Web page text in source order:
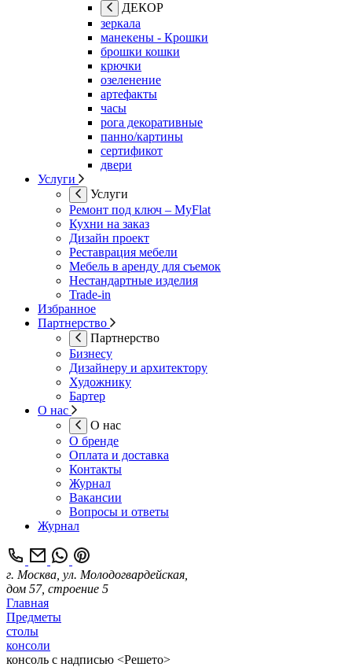
ДЕКОР
зеркала
манекены - Крошки
брошки кошки
крючки
озеленение
артефакты
часы
рога декоративные
панно/картины
сертификот
двери
Услуги
Услуги
Ремонт под ключ – MyFlat
Кухни на заказ
Дизайн проект
Реставрация мебели
Мебель в аренду для съемок
Нестандартные изделия
Trade-in
Избранное
Партнерство
Партнерство
Бизнесу
Дизайнеру и архитектору
Художнику
Бартер
О нас
О нас
О бренде
Оплата и доставка
Контакты
Журнал
Вакансии
Вопросы и ответы
Журнал
г. Москва, ул. Молодогвардейская,
дом 57, строение 5
Главная
Предметы
столы
консоли
консоль с надписью <Решето>